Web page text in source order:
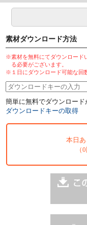
素材ダウンロード方法
※素材を無料にてダウンロード
る必要がございます。
※１日にダウンロード可能な回
簡単に無料でダウンロード
ダウンロードキーの取得
本日あ
（